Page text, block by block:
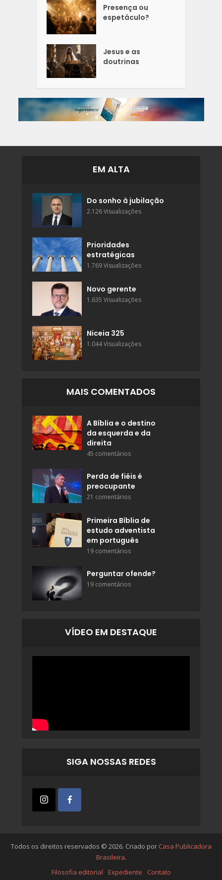
Presença ou
espetáculo?
Jesus e as
doutrinas
EM ALTA
Do sonho à jubilação
2.126 Visualizações
Prioridades
estratégicas
1.769 Visualizações
Novo gerente
1.635 Visualizações
Niceia 325
1.044 Visualizações
MAIS COMENTADOS
A Bíblia e o destino
da esquerda e da
direita
45 comentários
Perda de fiéis é
preocupante
21 comentários
Primeira Bíblia de
estudo adventista
em português
19 comentários
Perguntar ofende?
19 comentários
VÍDEO EM DESTAQUE
SIGA NOSSAS REDES
Todos os direitos reservados © 2026. Criado por Casa Publicadora
Brasileira.
Filosofia editorial
Expediente Contato